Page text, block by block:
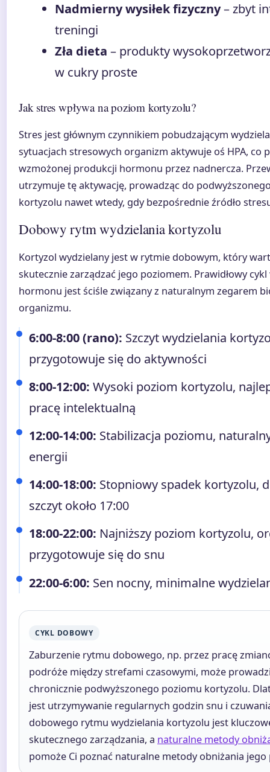
Nadmierny wysiłek fizyczny– zbyt
treningi
Zła dieta – produkty
w cukry proste
Jak stres wpływa na poziom kortyzolu?
Stres jest głównym czynnikiem pobudzającym
sytuacjach stresowych organizm aktywuje oś HPA, co
wzmożonej produkcji hormonu przez nadnercza.
utrzymuje tę aktywację, prowadząc do
kortyzolu nawet wtedy, gdy bezpośrednie źródło
Dobowy rytm wydzielania kortyzolu
Kortyzol wydzielany jest w rytmie dobowym, który
skutecznie zarządzać jego poziomem. Prawidłowy
hormonu jest ściśle związany z naturalnym zegarem
organizmu.
6:00-8:00 (rano): Szczyt wydzielania
przygotowuje się do aktywności
8:00-12:00: Wysoki poziom kortyzolu,
pracę intelektualną
12:00-14:00: Stabilizacja poziomu,
energii
14:00-18:00: Stopniowy spadek kortyzolu,
szczyt około 17:00
18:00-22:00: Najniższy poziom kortyzolu,
przygotowuje się do snu
22:00-6:00: Sen nocny, minimalne
CYKL DOBOWY
Zaburzenie rytmu dobowego, np. przez pracę
podróże między strefami czasowymi, może
chronicznie podwyższonego poziomu kortyzolu.
jest utrzymywanie regularnych godzin snu i
dobowego rytmu wydzielania kortyzolu jest
skutecznego zarządzania, a naturalne metody
pomoże Ci poznać naturalne metody obniżania